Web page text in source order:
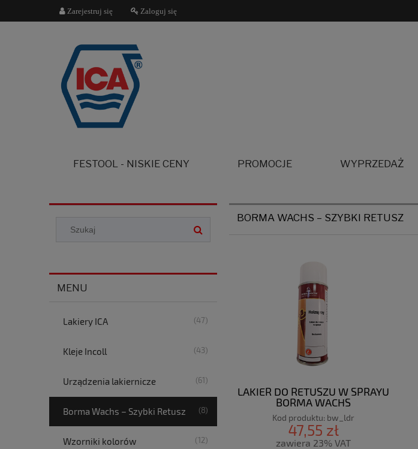
Zarejestruj się Zaloguj się
FESTOOL - NISKIE CENY PROMOCJE WYPRZEDAŻ
MENU
Lakiery ICA (47)
Kleje Incoll (43)
Urządzenia lakiernicze (61)
Borma Wachs – Szybki Retusz (8)
Wzorniki kolorów (12)
BORMA WACHS – SZYBKI RETUSZ
LAKIER DO RETUSZU W SPRAYU
BORMA WACHS
Kod produktu: bw_ldr
47,55 zł
zawiera 23% VAT